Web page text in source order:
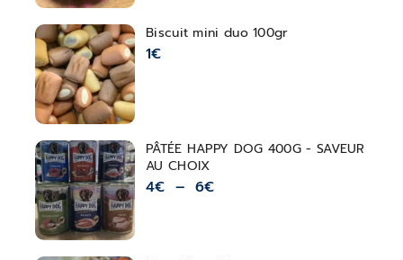
Biscuit mini duo 100gr
1€
PÂTÉE HAPPY DOG 400G - SAVEUR
AU CHOIX
4€ – 6€